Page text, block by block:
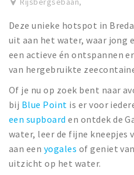
Musea, theaters & podia
Uitjes & activiteiten
Toeristische routes
Natuurgebieden
Baroniepoorten
Sport
Privacy
Inloggen
Deze unieke hotspot in
uit aan het water, waar jong
een actieve én ontspannen
van hergebruikte
Of je nu op zoek bent naar
bij Blue Point is er voor
een supboard en ontdek de
water, leer de fijne kneepjes
aan een yogales of geniet
uitzicht op het water.